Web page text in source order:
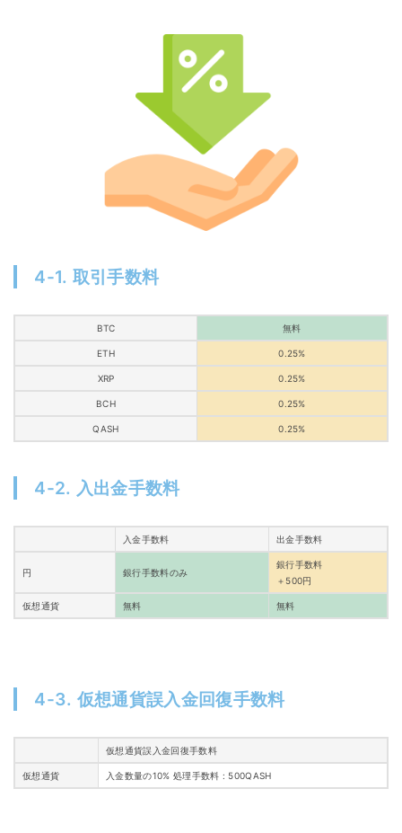
4-1. 取引手数料
BTC 無料
ETH 0.25%
XRP 0.25%
BCH 0.25%
QASH 0.25%
4-2. 入出金手数料
入金手数料 出金手数料
円 銀行手数料のみ
銀行手数料
＋500円
仮想通貨 無料 無料
4-3. 仮想通貨誤入金回復手数料
仮想通貨誤入金回復手数料
仮想通貨 入金数量の10% 処理手数料 : 500QASH